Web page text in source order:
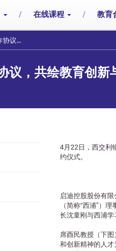
/ 在线课程 / 教育
作新篇章
议，共绘教育创新
4月22日，西交利
约仪式。
启迪控股股份有
（简称“西浦”）
长沈童刚与西浦学
席酉民教授（下
和创新精神的人